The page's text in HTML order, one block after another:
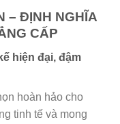
– ĐỊNH NGHĨA
CẤP
hiện đại, đậm
hoàn hảo cho
tinh tế và mong